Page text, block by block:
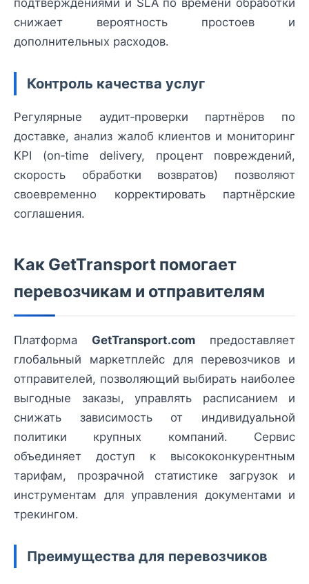
снижает вероятность простоев и
дополнительных расходов.
Контроль качества услуг
Регулярные аудит‑проверки партнёров по
доставке, анализ жалоб клиентов и мониторинг
KPI (on‑time delivery, процент повреждений,
скорость обработки возвратов) позволяют
своевременно корректировать партнёрские
соглашения.
Как GetTransport помогает
перевозчикам и отправителям
Платформа GetTransport.com предоставляет
глобальный маркетплейс для перевозчиков и
отправителей, позволяющий выбирать наиболее
выгодные заказы, управлять расписанием и
снижать зависимость от индивидуальной
политики крупных компаний. Сервис
объединяет доступ к высококонкурентным
тарифам, прозрачной статистике загрузок и
инструментам для управления документами и
трекингом.
Преимущества для перевозчиков